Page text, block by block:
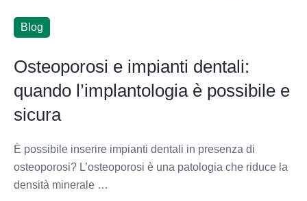
Blog
Osteoporosi e impianti dentali:
quando l’implantologia è possibile e
sicura
È possibile inserire impianti dentali in presenza di
osteoporosi? L’osteoporosi è una patologia che riduce la
densità minerale …